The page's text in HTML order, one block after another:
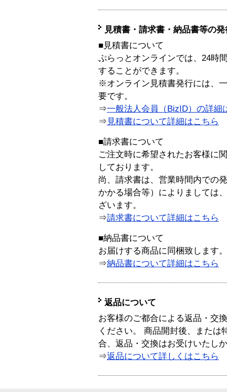
見積書・請求書・納品書等の
■見積書について
ぷらっとオンラインでは、24時
することができます。
※オンライン見積書発行には、
要です。
⇒一般法人会員（BizID）の詳細
⇒ 見積書について詳細はこちら
■請求書について
ご注文時に希望されたお客様に
しております。
尚、請求書は、営業時間内での
かかる場合等）によりましては
ざいます。
⇒請求書について詳細はこちら
■納品書について
お届けする商品に同梱致します。
⇒納品書について詳細はこちら
返品について
お客様のご都合による返品・交
ください。 商品開封後、または
合、返品・交換はお受けいたし
⇒返品について詳しくはこちら